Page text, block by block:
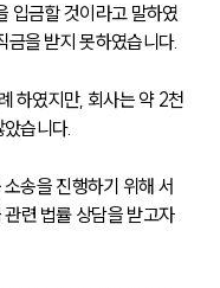
입금할 것이라고 말하였
을 받지 못하였습니다.
하였지만, 회사는 약 2천
습니다.
송을 진행하기 위해 서
련 법률 상담을 받고자